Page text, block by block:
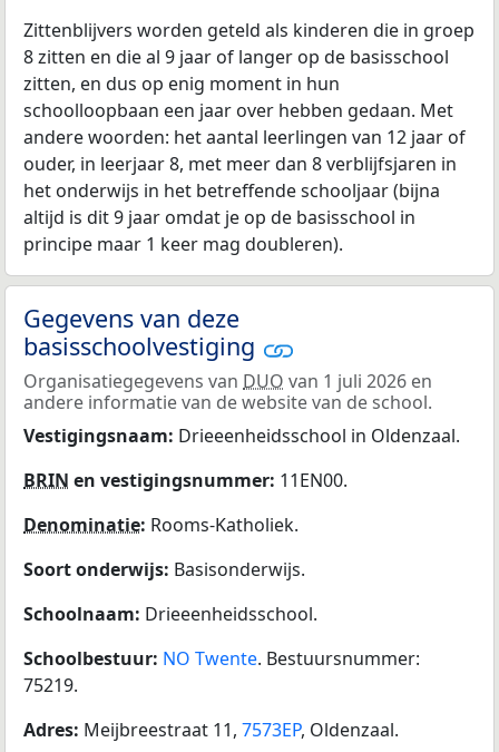
Zittenblijvers worden geteld als kinderen die in groep
8 zitten en die al 9 jaar of langer op de basisschool
zitten, en dus op enig moment in hun
schoolloopbaan een jaar over hebben gedaan. Met
andere woorden: het aantal leerlingen van 12 jaar of
ouder, in leerjaar 8, met meer dan 8 verblijfsjaren in
het onderwijs in het betreffende schooljaar (bijna
altijd is dit 9 jaar omdat je op de basisschool in
principe maar 1 keer mag doubleren).
Gegevens van deze
basisschoolvestiging
Organisatiegegevens van DUO van 1 juli 2026 en
andere informatie van de website van de school.
Vestigingsnaam: Drieeenheidsschool in Oldenzaal.
BRIN en vestigingsnummer: 11EN00.
Denominatie: Rooms-Katholiek.
Soort onderwijs: Basisonderwijs.
Schoolnaam: Drieeenheidsschool.
Schoolbestuur: NO Twente. Bestuursnummer:
75219.
Adres: Meijbreestraat 11, 7573EP, Oldenzaal.